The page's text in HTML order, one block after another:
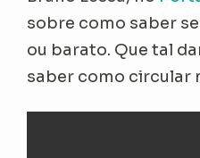
sobre como saber
ou barato. Que tal
saber como circular